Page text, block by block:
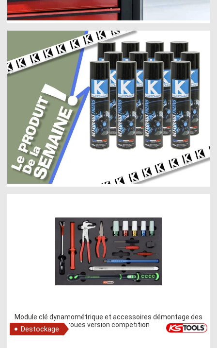
Module clé dynamométrique et accessoires démontage des
roues version competition
Destockage